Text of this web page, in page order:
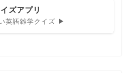
ズアプリ
英語雑学クイズ ▶